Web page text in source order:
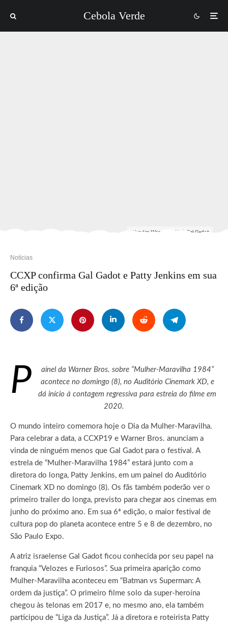
Cebola Verde
Wonder Woman (2017) Gal Gadot
Notícias
CCXP confirma Gal Gadot e Patty Jenkins em sua
6ª edição
P
ainel da Warner Bros. sobre “Mulher-Maravilha 1984”
acontece no domingo (8), no Auditório Cinemark XD, e
dá início à contagem regressiva para estreia do filme em
2020.
O mundo inteiro comemora hoje o Dia da Mulher-Maravilha.
Para celebrar a data, a CCXP19 e Warner Bros. anunciam a
vinda de ninguém menos que Gal Gadot para o festival. A
estrela de “Mulher-Maravilha 1984” estará junto com a
diretora do longa, Patty Jenkins, em um painel do Auditório
Cinemark XD no domingo (8). Os fãs também poderão ver o
primeiro trailer do longa, previsto para chegar aos cinemas em
junho do próximo ano. Em sua 6ª edição, o maior festival de
cultura pop do planeta acontece entre 5 e 8 de dezembro, no
São Paulo Expo.
A atriz israelense Gal Gadot ficou conhecida por seu papel na
franquia “Velozes e Furiosos”. Sua primeira aparição como
Mulher-Maravilha aconteceu em “Batman vs Superman: A
ordem da justiça”. O primeiro filme solo da super-heroína
chegou às telonas em 2017 e, no mesmo ano, ela também
participou de “Liga da Justiça”. Já a diretora e roteirista Patty